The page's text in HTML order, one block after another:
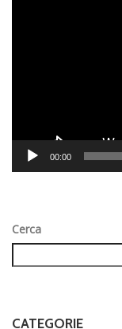
00:00
Cerca
CATEGORIE